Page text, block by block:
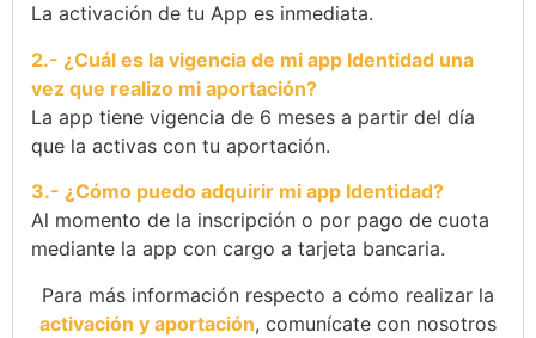
La activación de tu App es inmediata.
2.- ¿Cuál es la vigencia de mi app Identidad una
vez que realizo mi aportación?
La app tiene vigencia de 6 meses a partir del día
que la activas con tu aportación.
3.- ¿Cómo puedo adquirir mi app Identidad?
Al momento de la inscripción o por pago de cuota
mediante la app con cargo a tarjeta bancaria.
Para más información respecto a cómo realizar la
activación y aportación, comunícate con nosotros